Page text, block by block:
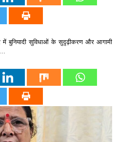
बुनियादी सुविधाओं के सुदृढ़ीकरण और आगामी